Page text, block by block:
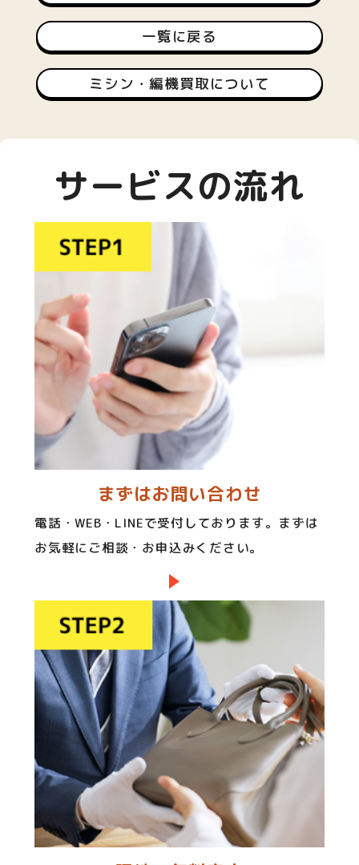
一覧に戻る
ミシン・編機買取について
サービスの流れ
まずはお問い合わせ
電話・WEB・LINEで受付しております。まずは
お気軽にご相談・お申込みください。